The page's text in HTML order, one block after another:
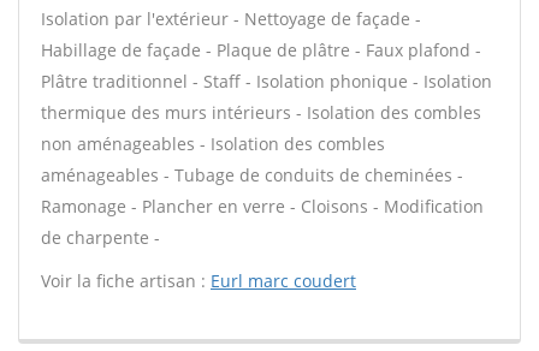
Isolation par l'extérieur - Nettoyage de façade -
Habillage de façade - Plaque de plâtre - Faux plafond -
Plâtre traditionnel - Staff - Isolation phonique - Isolation
thermique des murs intérieurs - Isolation des combles
non aménageables - Isolation des combles
aménageables - Tubage de conduits de cheminées -
Ramonage - Plancher en verre - Cloisons - Modification
de charpente -
Voir la fiche artisan : Eurl marc coudert